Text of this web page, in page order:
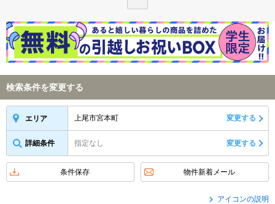
検索条件を変更する
エリア 上尾市宮本町 変更する
詳細条件 指定なし 変更する
条件保存 物件新着メール
アイコンの説明